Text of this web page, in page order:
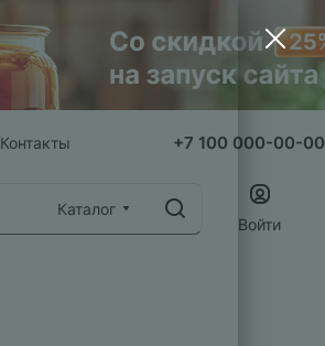
Контакты +7 100 000-00-00
Каталог
Войти